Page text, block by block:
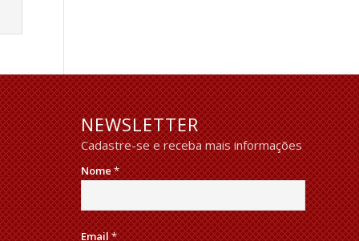
NEWSLETTER
Cadastre-se e receba mais informações
Nome*
Email*